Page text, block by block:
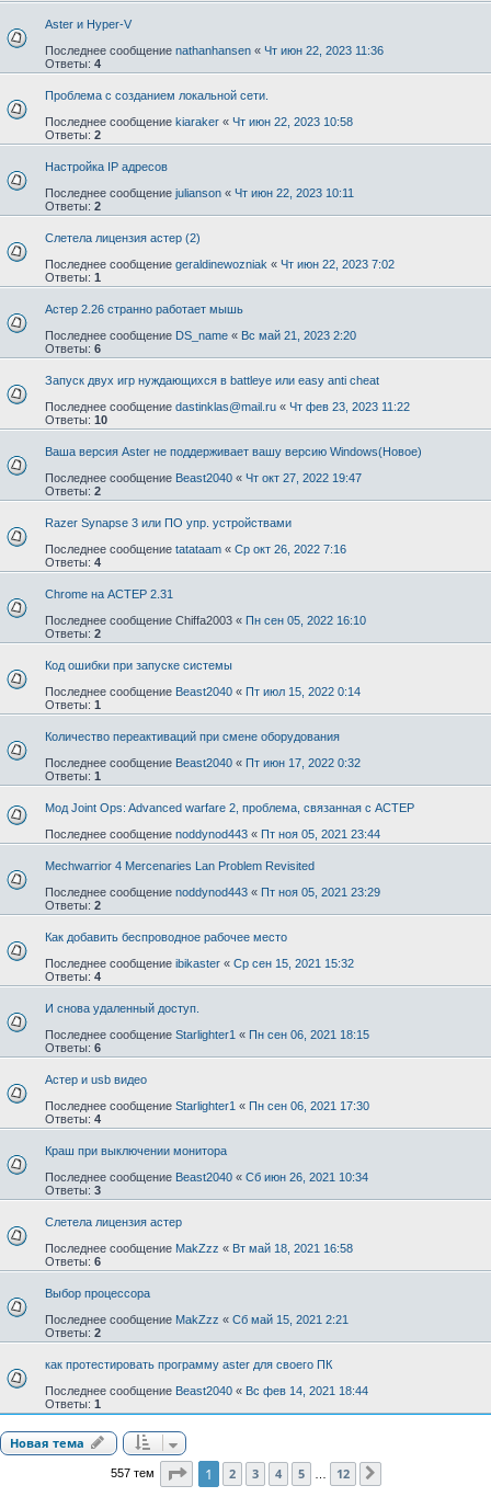
Aster и Hyper-V
Последнее сообщение nathanhansen « Чт июн 22, 2023 11:36
Ответы: 4
Проблема с созданием локальной сети.
Последнее сообщение kiaraker « Чт июн 22, 2023 10:58
Ответы: 2
Настройка IP адресов
Последнее сообщение julianson « Чт июн 22, 2023 10:11
Ответы: 2
Слетела лицензия астер (2)
Последнее сообщение geraldinewozniak « Чт июн 22, 2023 7:02
Ответы: 1
Астер 2.26 странно работает мышь
Последнее сообщение DS_name « Вс май 21, 2023 2:20
Ответы: 6
Запуск двух игр нуждающихся в battleye или easy anti cheat
Последнее сообщение dastinklas@mail.ru « Чт фев 23, 2023 11:22
Ответы: 10
Ваша версия Aster не поддерживает вашу версию Windows(Новое)
Последнее сообщение Beast2040 « Чт окт 27, 2022 19:47
Ответы: 2
Razer Synapse 3 или ПО упр. устройствами
Последнее сообщение tatataam « Ср окт 26, 2022 7:16
Ответы: 4
Chrome на АСТЕР 2.31
Последнее сообщение Chiffa2003 « Пн сен 05, 2022 16:10
Ответы: 2
Код ошибки при запуске системы
Последнее сообщение Beast2040 « Пт июл 15, 2022 0:14
Ответы: 1
Количество переактиваций при смене оборудования
Последнее сообщение Beast2040 « Пт июн 17, 2022 0:32
Ответы: 1
Мод Joint Ops: Advanced warfare 2, проблема, связанная с АСТЕР
Последнее сообщение noddynod443 « Пт ноя 05, 2021 23:44
Mechwarrior 4 Mercenaries Lan Problem Revisited
Последнее сообщение noddynod443 « Пт ноя 05, 2021 23:29
Ответы: 2
Как добавить беспроводное рабочее место
Последнее сообщение ibikaster « Ср сен 15, 2021 15:32
Ответы: 4
И снова удаленный доступ.
Последнее сообщение Starlighter1 « Пн сен 06, 2021 18:15
Ответы: 6
Астер и usb видео
Последнее сообщение Starlighter1 « Пн сен 06, 2021 17:30
Ответы: 4
Краш при выключении монитора
Последнее сообщение Beast2040 « Сб июн 26, 2021 10:34
Ответы: 3
Слетела лицензия астер
Последнее сообщение MakZzz « Вт май 18, 2021 16:58
Ответы: 6
Выбор процессора
Последнее сообщение MakZzz « Сб май 15, 2021 2:21
Ответы: 2
как протестировать программу aster для своего ПК
Последнее сообщение Beast2040 « Вс фев 14, 2021 18:44
Ответы: 1
Новая тема
557 тем Страница1 из
1 2 3 4 5 12